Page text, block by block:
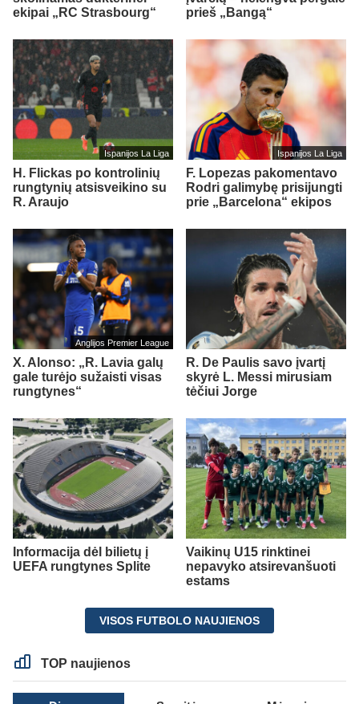
ekipai „RC Strasbourg“
prieš „Bangą“
Ispanijos La Liga
H. Flickas po kontrolinių
rungtynių atsisveikino su
R. Araujo
Ispanijos La Liga
F. Lopezas pakomentavo
Rodri galimybę prisijungti
prie „Barcelona“ ekipos
Anglijos Premier League
X. Alonso: „R. Lavia galų
gale turėjo sužaisti visas
rungtynes“
R. De Paulis savo įvartį
skyrė L. Messi mirusiam
tėčiui Jorge
Informacija dėl bilietų į
UEFA rungtynes Splite
Vaikinų U15 rinktinei
nepavyko atsirevanšuoti
estams
VISOS FUTBOLO NAUJIENOS
TOP naujienos